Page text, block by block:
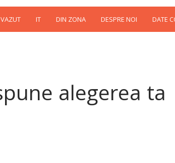
IT DIN ZONA DESPRE NOI DATE
alegerea ta